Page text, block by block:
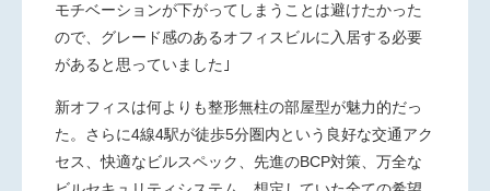
モチベーションが下がってしまうことは避けたかった
ので、グレード感のあるオフィスビルに入居する必要
があると思っていました｣
新オフィスは何よりも整形無柱の部屋型が魅力的だっ
た。さらに4線4駅が徒歩5分圏内という良好な交通アク
セス、快適なビルスペック、先進のBCP対策、万全な